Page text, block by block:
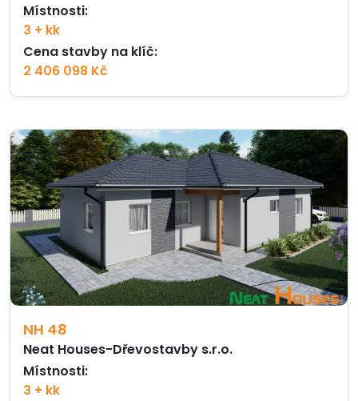
Místnosti:
3 + kk
Cena stavby na klíč:
2 406 098 Kč
NH 48
Neat Houses-Dřevostavby s.r.o.
Místnosti:
3 + kk